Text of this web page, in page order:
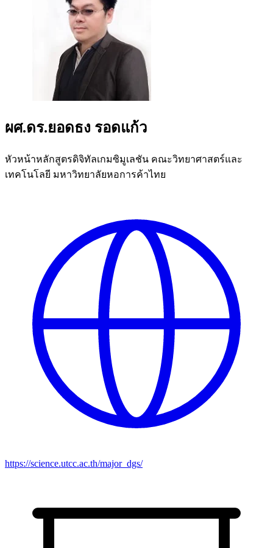
ผศ.ดร.ยอดธง รอดแก้ว
หัวหน้าหลักสูตรดิจิทัลเกมซิมูเลชัน คณะวิทยาศาสตร์และ
เทคโนโลยี มหาวิทยาลัยหอการค้าไทย
https://science.utcc.ac.th/major_dgs/